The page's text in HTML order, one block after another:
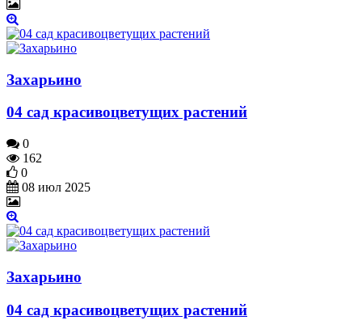
Захарьино
04 сад красивоцветущих растений
0
162
0
08 июл 2025
Захарьино
04 сад красивоцветущих растений